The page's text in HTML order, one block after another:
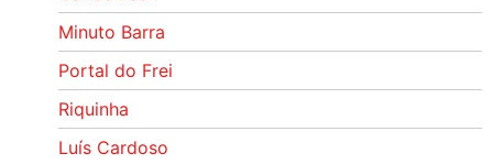
Minuto Barra
Portal do Frei
Riquinha
Luís Cardoso